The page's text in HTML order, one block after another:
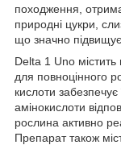
походження,
природні цукри,
що значно підвищує
Delta 1 Uno містить
для повноцінного
кислоти
амінокислоти
рослина активно
Препарат також